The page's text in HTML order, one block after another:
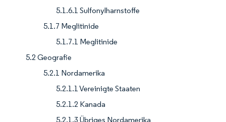
5.1.6.1 Sulfonylharnstoffe
5.1.7 Meglitinide
5.1.7.1 Meglitinide
5.2 Geografie
5.2.1 Nordamerika
5.2.1.1 Vereinigte Staaten
5.2.1.2 Kanada
5.2.1.3 Übriges Nordamerika